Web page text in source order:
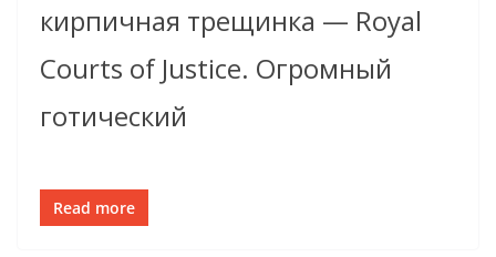
кирпичная трещинка — Royal
Courts of Justice. Огромный
готический
Read more